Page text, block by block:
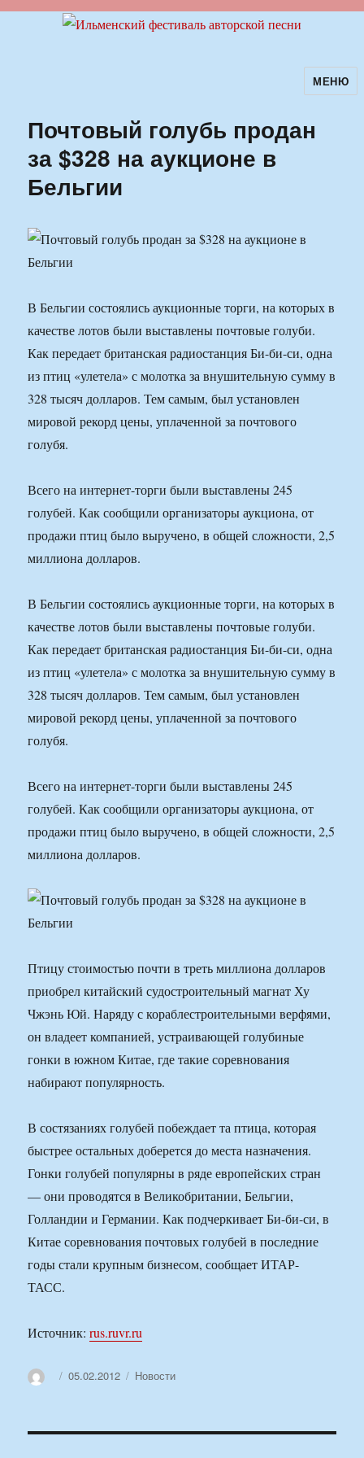
Ильменский фестиваль авторскойМЕНЮ
Почтовый голубь продан
за $328 на аукционе в
Бельгии
В Бельгии состоялись аукционные торги, на которых в
качестве лотов были выставлены почтовые голуби.
Как передает британская радиостанция Би-би-си, одна
из птиц «улетела» с молотка за внушительную сумму в
328 тысяч долларов. Тем самым, был установлен
мировой рекорд цены, уплаченной за почтового
голубя.
Всего на интернет-торги были выставлены 245
голубей. Как сообщили организаторы аукциона, от
продажи птиц было выручено, в общей сложности, 2,5
миллиона долларов.
В Бельгии состоялись аукционные торги, на которых в
качестве лотов были выставлены почтовые голуби.
Как передает британская радиостанция Би-би-си, одна
из птиц «улетела» с молотка за внушительную сумму в
328 тысяч долларов. Тем самым, был установлен
мировой рекорд цены, уплаченной за почтового
голубя.
Всего на интернет-торги были выставлены 245
голубей. Как сообщили организаторы аукциона, от
продажи птиц было выручено, в общей сложности, 2,5
миллиона долларов.
Птицу стоимостью почти в треть миллиона долларов
приобрел китайский судостроительный магнат Ху
Чжэнь Юй. Наряду с кораблестроительными верфями,
он владеет компанией, устраивающей голубиные
гонки в южном Китае, где такие соревнования
набирают популярность.
В состязаниях голубей побеждает та птица, которая
быстрее остальных доберется до места назначения.
Гонки голубей популярны в ряде европейских стран
— они проводятся в Великобритании, Бельгии,
Голландии и Германии. Как подчеркивает Би-би-си, в
Китае соревнования почтовых голубей в последние
годы стали крупным бизнесом, сообщает ИТАР-
ТАСС.
Источник:rus.ruvr.ru
АвторОпубликовано
05.02.2012 Рубрики
Новости